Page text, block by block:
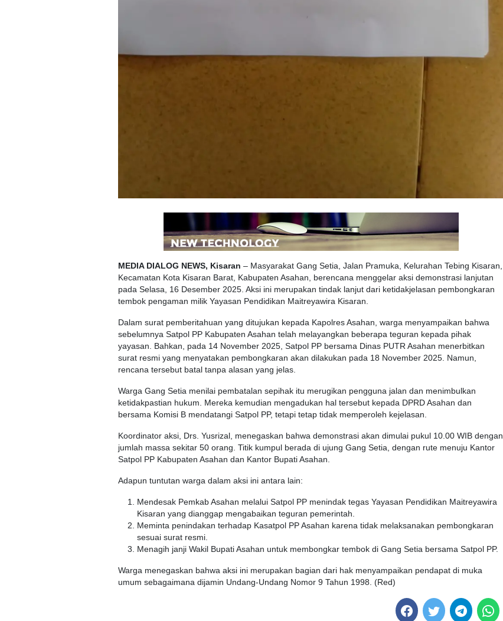
MEDIA DIALOG NEWS, Kisaran – Masyarakat Gang Setia, Jalan Pramuka, Kelurahan Tebing Kisaran,
Kecamatan Kota Kisaran Barat, Kabupaten Asahan, berencana menggelar aksi demonstrasi lanjutan
pada Selasa, 16 Desember 2025. Aksi ini merupakan tindak lanjut dari ketidakjelasan pembongkaran
tembok pengaman milik Yayasan Pendidikan Maitreyawira Kisaran.
Dalam surat pemberitahuan yang ditujukan kepada Kapolres Asahan, warga menyampaikan bahwa
sebelumnya Satpol PP Kabupaten Asahan telah melayangkan beberapa teguran kepada pihak
yayasan. Bahkan, pada 14 November 2025, Satpol PP bersama Dinas PUTR Asahan menerbitkan
surat resmi yang menyatakan pembongkaran akan dilakukan pada 18 November 2025. Namun,
rencana tersebut batal tanpa alasan yang jelas.
Warga Gang Setia menilai pembatalan sepihak itu merugikan pengguna jalan dan menimbulkan
ketidakpastian hukum. Mereka kemudian mengadukan hal tersebut kepada DPRD Asahan dan
bersama Komisi B mendatangi Satpol PP, tetapi tetap tidak memperoleh kejelasan.
Koordinator aksi, Drs. Yusrizal, menegaskan bahwa demonstrasi akan dimulai pukul 10.00 WIB dengan
jumlah massa sekitar 50 orang. Titik kumpul berada di ujung Gang Setia, dengan rute menuju Kantor
Satpol PP Kabupaten Asahan dan Kantor Bupati Asahan.
Adapun tuntutan warga dalam aksi ini antara lain:
Mendesak Pemkab Asahan melalui Satpol PP menindak tegas Yayasan Pendidikan Maitreyawira
Kisaran yang dianggap mengabaikan teguran pemerintah.
Meminta penindakan terhadap Kasatpol PP Asahan karena tidak melaksanakan pembongkaran
sesuai surat resmi.
Menagih janji Wakil Bupati Asahan untuk membongkar tembok di Gang Setia bersama Satpol PP.
Warga menegaskan bahwa aksi ini merupakan bagian dari hak menyampaikan pendapat di muka
umum sebagaimana dijamin Undang-Undang Nomor 9 Tahun 1998. (Red)